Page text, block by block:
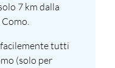
7 km dalla
tutti
(solo per